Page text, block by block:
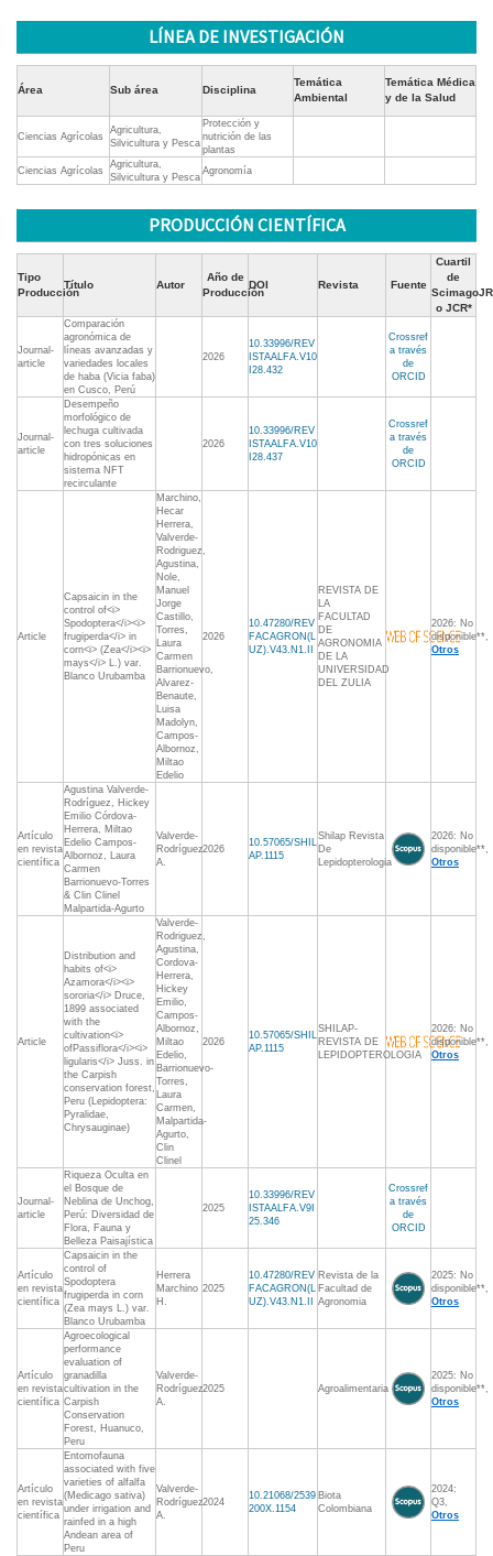
LÍNEA DE INVESTIGACIÓN
Área Sub área Disciplina
Temática
Ambiental
Temática Médica
y de la Salud
Ciencias Agrícolas
Agricultura,
Silvicultura y Pesca
Protección y
nutrición de las
plantas
Ciencias Agrícolas
Agricultura,
Silvicultura y Pesca
Agronomía
PRODUCCIÓN CIENTÍFICA
Tipo
Producción
Título Autor
Año de
Producción
DOI Revista Fuente
Cuartil
de
ScimagoJR
o JCR*
Journal-
article
Comparación
agronómica de
líneas avanzadas y
variedades locales
de haba (Vicia faba)
en Cusco, Perú
2026
10.33996/REV
ISTAALFA.V10
I28.432
Crossref
a través
de
ORCID
Journal-
article
Desempeño
morfológico de
lechuga cultivada
con tres soluciones
hidropónicas en
sistema NFT
recirculante
2026
10.33996/REV
ISTAALFA.V10
I28.437
Crossref
a través
de
ORCID
Article
Capsaicin in the
control of<i>
Spodoptera</i><i>
frugiperda</i> in
corn<i> (Zea</i><i>
mays</i> L.) var.
Blanco Urubamba
Marchino,
Hecar
Herrera,
Valverde-
Rodriguez,
Agustina,
Nole,
Manuel
Jorge
Castillo,
Torres,
Laura
Carmen
Barrionuevo,
Alvarez-
Benaute,
Luisa
Madolyn,
Campos-
Albornoz,
Miltao
Edelio
2026
10.47280/REV
FACAGRON(L
UZ).V43.N1.II
REVISTA DE
LA
FACULTAD
DE
AGRONOMIA
DE LA
UNIVERSIDAD
DEL ZULIA
2026: No
disponible**,
Otros
Artículo
en revista
científica
Agustina Valverde-
Rodríguez, Hickey
Emilio Córdova-
Herrera, Miltao
Edelio Campos-
Albornoz, Laura
Carmen
Barrionuevo-Torres
& Clin Clinel
Malpartida-Agurto
Valverde-
Rodríguez
A.
2026
10.57065/SHIL
AP.1115
Shilap Revista
De
Lepidopterologia
2026: No
disponible**,
Otros
Article
Distribution and
habits of<i>
Azamora</i><i>
sororia</i> Druce,
1899 associated
with the
cultivation<i>
ofPassiflora</i><i>
ligularis</i> Juss. in
the Carpish
conservation forest,
Peru (Lepidoptera:
Pyralidae,
Chrysauginae)
Valverde-
Rodriguez,
Agustina,
Cordova-
Herrera,
Hickey
Emilio,
Campos-
Albornoz,
Miltao
Edelio,
Barrionuevo-
Torres,
Laura
Carmen,
Malpartida-
Agurto,
Clin
Clinel
2026
10.57065/SHIL
AP.1115
SHILAP-
REVISTA DE
LEPIDOPTEROLOGIA
2026: No
disponible**,
Otros
Journal-
article
Riqueza Oculta en
el Bosque de
Neblina de Unchog,
Perú: Diversidad de
Flora, Fauna y
Belleza Paisajística
2025
10.33996/REV
ISTAALFA.V9I
25.346
Crossref
a través
de
ORCID
Artículo
en revista
científica
Capsaicin in the
control of
Spodoptera
frugiperda in corn
(Zea mays L.) var.
Blanco Urubamba
Herrera
Marchino
H.
2025
10.47280/REV
FACAGRON(L
UZ).V43.N1.II
Revista de la
Facultad de
Agronomia
2025: No
disponible**,
Otros
Artículo
en revista
científica
Agroecological
performance
evaluation of
granadilla
cultivation in the
Carpish
Conservation
Forest, Huanuco,
Peru
Valverde-
Rodríguez
A.
2025 Agroalimentaria
2025: No
disponible**,
Otros
Artículo
en revista
científica
Entomofauna
associated with five
varieties of alfalfa
(Medicago sativa)
under irrigation and
rainfed in a high
Andean area of
Peru
Valverde-
Rodríguez
A.
2024
10.21068/2539
200X.1154
Biota
Colombiana
2024:
Q3,
Otros